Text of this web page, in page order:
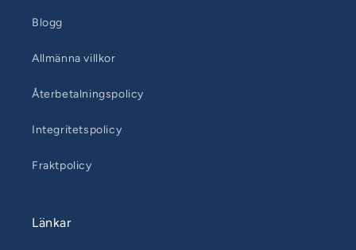
Blogg
Allmänna villkor
Återbetalningspolicy
Integritetspolicy
Fraktpolicy
Länkar